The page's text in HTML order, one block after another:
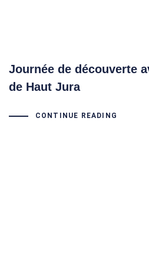
Journée de découverte
de Haut Jura
CONTINUE READING